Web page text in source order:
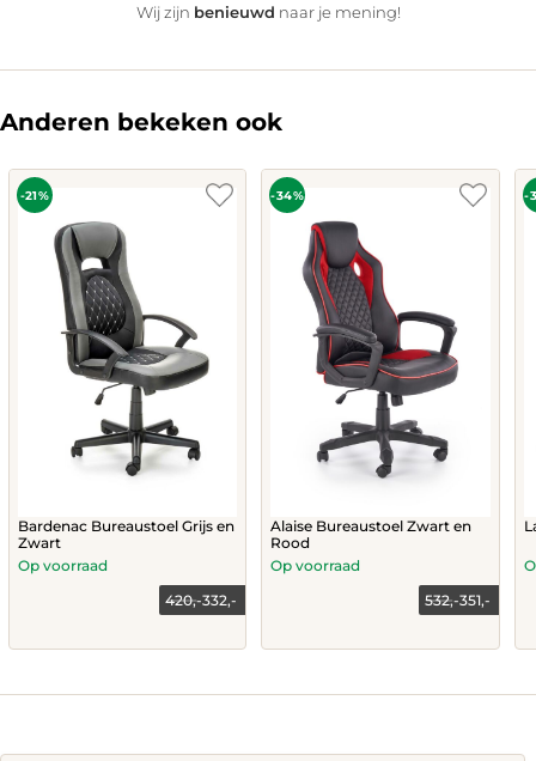
Wij zijn benieuwd naar je mening!
Anderen bekeken ook
-21%
Bardenac Bureaustoel Grijs en
Zwart
332,-
Current
420,-
Original
Op voorraad
-34%
Alaise Bureaustoel Zwart en
Rood
351,-
Current
532,-
Original
Op voorraad
-